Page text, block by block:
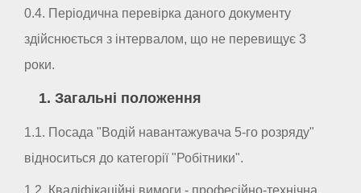
0.4. Періодична перевірка даного документу
здійснюється з інтервалом, що не перевищує 3
роки.
1. Загальні положення
1.1. Посада "Водій навантажувача 5-го розряду"
відноситься до категорії "Робітники".
1.2. Кваліфікаційні вимоги - професійно-технічна